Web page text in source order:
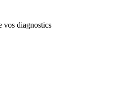
vos diagnostics